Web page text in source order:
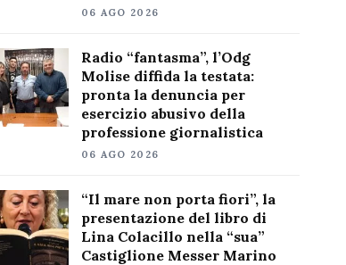
06 AGO 2026
Radio “fantasma”, l’Odg
Molise diffida la testata:
pronta la denuncia per
esercizio abusivo della
professione giornalistica
06 AGO 2026
“Il mare non porta fiori”, la
presentazione del libro di
Lina Colacillo nella “sua”
Castiglione Messer Marino